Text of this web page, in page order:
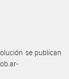
se publican